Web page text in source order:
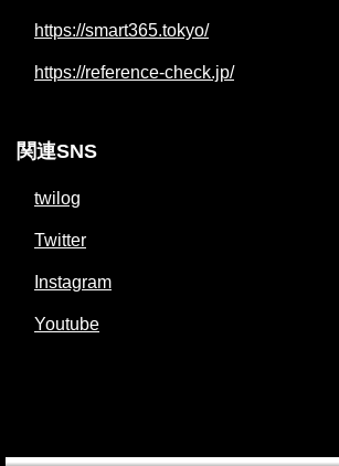
https://smart365.tokyo/
https://reference-check.jp/
関連SNS
twilog
Twitter
Instagram
Youtube